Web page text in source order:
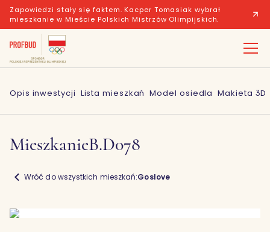
Zapowiedzi stały się faktem. Kacper Tomasiak wybrał
mieszkanie w Mieście Polskich Mistrzów Olimpijskich.
Opis inwestycji Lista mieszkań Model osiedla Makieta 3D
MieszkanieB.D078
Wróć do wszystkich mieszkań:Goslove